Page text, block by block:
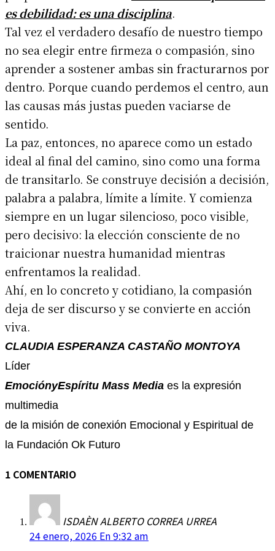
es debilidad: es una disciplina.
Tal vez el verdadero desafío de nuestro tiempo
no sea elegir entre firmeza o compasión, sino
aprender a sostener ambas sin fracturarnos por
dentro. Porque cuando perdemos el centro, aun
las causas más justas pueden vaciarse de
sentido.
La paz, entonces, no aparece como un estado
ideal al final del camino, sino como una forma
de transitarlo. Se construye decisión a decisión,
palabra a palabra, límite a límite. Y comienza
siempre en un lugar silencioso, poco visible,
pero decisivo: la elección consciente de no
traicionar nuestra humanidad mientras
enfrentamos la realidad.
Ahí, en lo concreto y cotidiano, la compasión
deja de ser discurso y se convierte en acción
viva.
CLAUDIA ESPERANZA CASTAÑO MONTOYA
Líder
EmociónyEspíritu Mass Media es la expresión
multimedia
de la misión de conexión Emocional y Espiritual de
la Fundación Ok Futuro
1 COMENTARIO
ISDAÈN ALBERTO CORREA URREA
24 enero, 2026 En 9:32 am